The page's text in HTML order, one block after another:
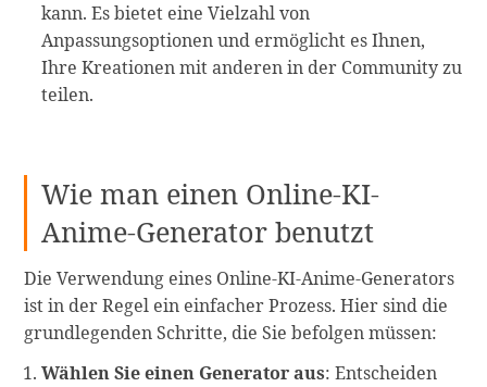
kann. Es bietet eine Vielzahl von
Anpassungsoptionen und ermöglicht es Ihnen,
Ihre Kreationen mit anderen in der Community zu
teilen.
Wie man einen Online-KI-
Anime-Generator benutzt
Die Verwendung eines Online-KI-Anime-Generators
ist in der Regel ein einfacher Prozess. Hier sind die
grundlegenden Schritte, die Sie befolgen müssen:
Wählen Sie einen Generator aus: Entscheiden